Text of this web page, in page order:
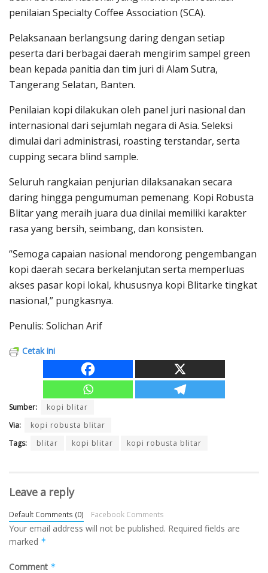
penilaian Specialty Coffee Association (SCA).
Pelaksanaan berlangsung daring dengan setiap
peserta dari berbagai daerah mengirim sampel green
bean kepada panitia dan tim juri di Alam Sutra,
Tangerang Selatan, Banten.
Penilaian kopi dilakukan oleh panel juri nasional dan
internasional dari sejumlah negara di Asia. Seleksi
dimulai dari administrasi, roasting terstandar, serta
cupping secara blind sample.
Seluruh rangkaian penjurian dilaksanakan secara
daring hingga pengumuman pemenang. Kopi Robusta
Blitar yang meraih juara dua dinilai memiliki karakter
rasa yang bersih, seimbang, dan konsisten.
“Semoga capaian nasional mendorong pengembangan
kopi daerah secara berkelanjutan serta memperluas
akses pasar kopi lokal, khususnya kopi Blitarke tingkat
nasional,” pungkasnya.
Penulis: Solichan Arif
Cetak ini
Sumber:
kopi blitar
Via:
kopi robusta blitar
Tags:
blitar kopi blitar kopi robusta blitar
Leave a reply
Default Comments (0) Facebook Comments
Your email address will not be published. Required fields are
marked *
Comment *